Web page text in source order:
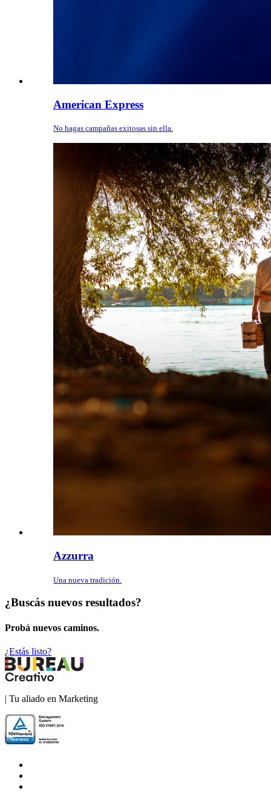
American Express
No hagas campañas exitosas sin ella.
Azzurra
Una nueva tradición.
¿Buscás nuevos resultados?
Probá nuevos caminos.
¿Estás listo?
| Tu aliado en Marketing